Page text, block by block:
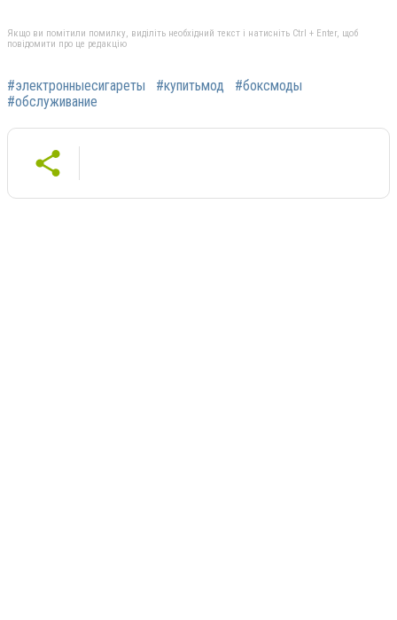
Якщо ви помітили помилку, виділіть необхідний текст і натисніть Ctrl + Enter, щоб
повідомити про це редакцію
#электронныесигареты #купитьмод
#боксмоды
#обслуживание